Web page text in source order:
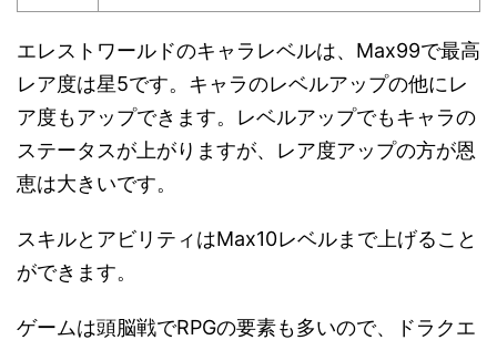
エレストワールドのキャラレベルは、Max99で最高
レア度は星5です。キャラのレベルアップの他にレ
ア度もアップできます。レベルアップでもキャラの
ステータスが上がりますが、レア度アップの方が恩
恵は大きいです。
スキルとアビリティはMax10レベルまで上げること
ができます。
ゲームは頭脳戦でRPGの要素も多いので、ドラクエ